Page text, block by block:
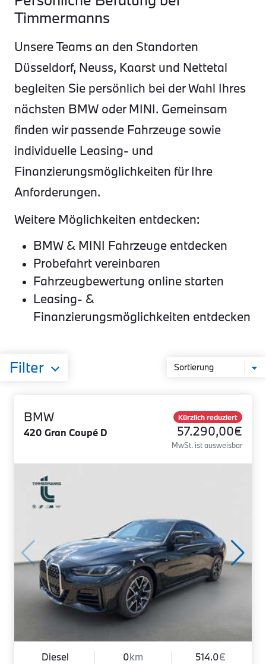
Timmermanns
Unsere Teams an den Standorten
Düsseldorf, Neuss, Kaarst und Nettetal
begleiten Sie persönlich bei der Wahl Ihres
nächsten BMW oder MINI. Gemeinsam
finden wir passende Fahrzeuge sowie
individuelle Leasing- und
Finanzierungsmöglichkeiten für Ihre
Anforderungen.
Weitere Möglichkeiten entdecken:
BMW & MINI Fahrzeuge entdecken
Probefahrt vereinbaren
Fahrzeugbewertung online starten
Leasing- &
Finanzierungsmöglichkeiten entdecken
Filter
BMW
420 Gran Coupé D
Kürzlich reduziert
57.290,00€
MwSt. ist ausweisbar
Diesel 0km 514.0€